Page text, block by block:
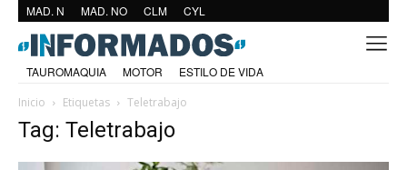
MAD. N MAD. NO CLM CYL
TAUROMAQUIA MOTOR
ESTILO DE VIDA
Inicio
Etiquetas Teletrabajo
Tag: Teletrabajo